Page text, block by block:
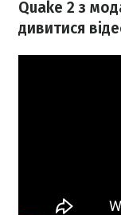
Quake 2 з
дивитися